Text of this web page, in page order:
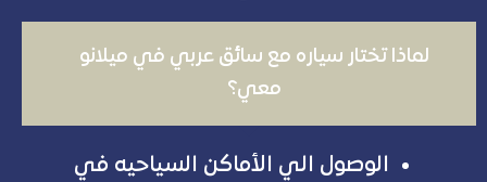
لماذا تختار سياره مع سائق عربي في ميلانو
معي؟
الوصول الي الأماكن السياحيه في